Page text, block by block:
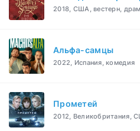
2018, США, вестерн,
Альфа-самцы
2022, Испания, комедия
Прометей
2012, Великобритания,